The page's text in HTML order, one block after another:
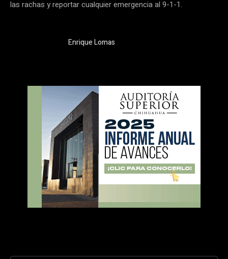
las rachas y reportar cualquier emergencia al 9-1-1.
Enrique Lomas